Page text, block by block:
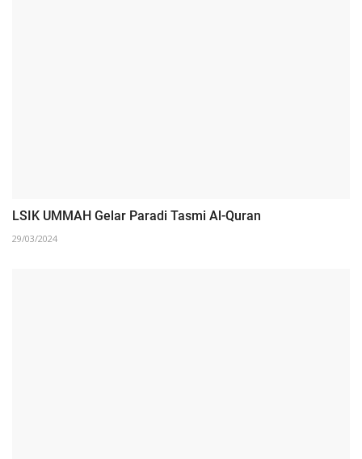
LSIK UMMAH Gelar Paradi Tasmi Al-Quran
29/03/2024